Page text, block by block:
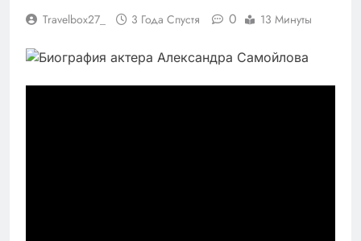
Travelbox27_ 3 Года Спустя 0 13 Минуты